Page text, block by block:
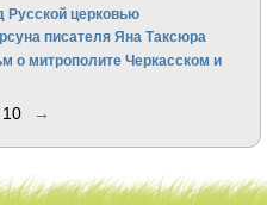
Русской церковью
писателя Яна Таксюра
митрополите Черкасском и
10 →